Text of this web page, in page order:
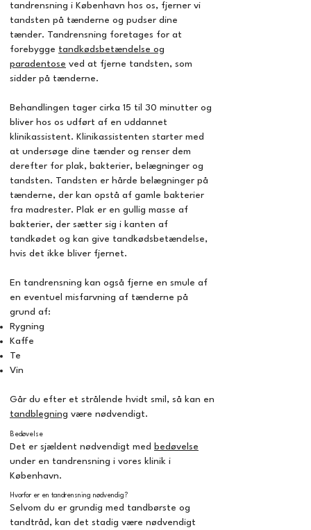
tandrensning i København hos os, fjerner vi
tandsten på tænderne og pudser dine
tænder. Tandrensning foretages for at
forebygge tandkødsbetændelse og
paradentose ved at fjerne tandsten, som
sidder på tænderne.
Behandlingen tager cirka 15 til 30 minutter og
bliver hos os udført af en uddannet
klinikassistent. Klinikassistenten starter med
at undersøge dine tænder og renser dem
derefter for plak, bakterier, belægninger og
tandsten. Tandsten er hårde belægninger på
tænderne, der kan opstå af gamle bakterier
fra madrester. Plak er en gullig masse af
bakterier, der sætter sig i kanten af
tandkødet og kan give tandkødsbetændelse,
hvis det ikke bliver fjernet.
En tandrensning kan også fjerne en smule af
en eventuel misfarvning af tænderne på
grund af:
Rygning
Kaffe
Te
Vin
Går du efter et strålende hvidt smil, så kan en
tandblegning være nødvendigt.
Bedøvelse
Det er sjældent nødvendigt med bedøvelse
under en tandrensning i vores klinik i
København.
Hvorfor er en tandrensning nødvendig?
Selvom du er grundig med tandbørste og
tandtråd, kan det stadig være nødvendigt